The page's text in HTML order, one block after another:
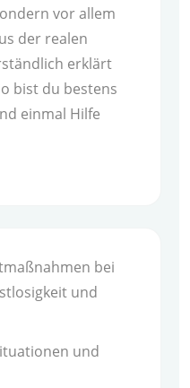
vor allem
der realen
erklärt
bist du bestens
einmal Hilfe
bei
und
und